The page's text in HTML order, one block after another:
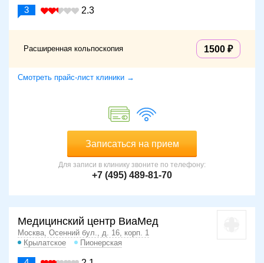
3 2.3
Расширенная кольпоскопия 1500
Смотреть прайс-лист клиники →
Записаться на прием
Для записи в клинику звоните по телефону:
+7 (495) 489-81-70
Медицинский центр ВиаМед
Москва, Осенний бул., д. 16, корп. 1
Крылатское
Пионерская